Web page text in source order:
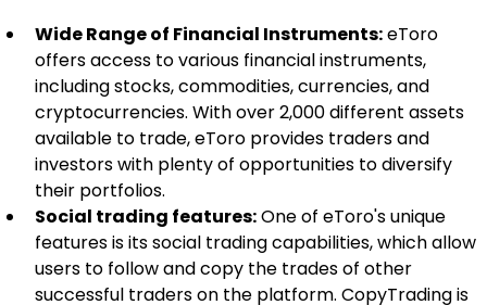
Wide Range of Financial Instruments: eToro
offers access to various financial instruments,
including stocks, commodities, currencies, and
cryptocurrencies. With over 2,000 different assets
available to trade, eToro provides traders and
investors with plenty of opportunities to diversify
their portfolios.
Social trading features: One of eToro's unique
features is its social trading capabilities, which allow
users to follow and copy the trades of other
successful traders on the platform. CopyTrading is